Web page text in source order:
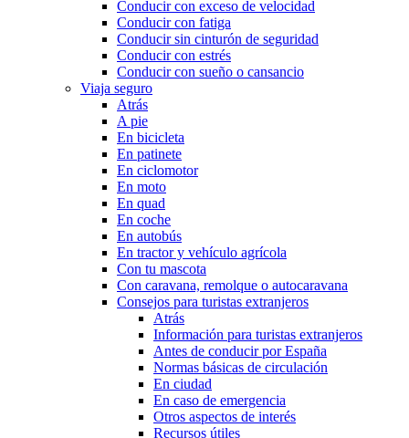
Conducir con exceso de velocidad
Conducir con fatiga
Conducir sin cinturón de seguridad
Conducir con estrés
Conducir con sueño o cansancio
Viaja seguro
Atrás
A pie
En bicicleta
En patinete
En ciclomotor
En moto
En quad
En coche
En autobús
En tractor y vehículo agrícola
Con tu mascota
Con caravana, remolque o autocaravana
Consejos para turistas extranjeros
Atrás
Información para turistas extranjeros
Antes de conducir por España
Normas básicas de circulación
En ciudad
En caso de emergencia
Otros aspectos de interés
Recursos útiles